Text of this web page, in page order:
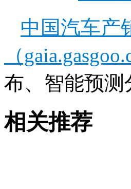
中国汽车产
（
布、智能预测
相关推荐